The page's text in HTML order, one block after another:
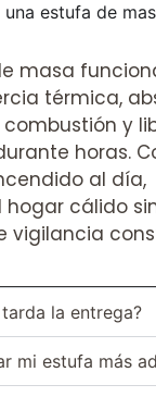
estufa de
masa
térmica,
y
horas.
al día,
cálido
vigilancia
la entrega?
mi estufa más